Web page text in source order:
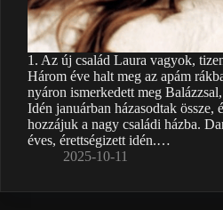
1. Az új család Laura vagyok,
Három éve halt meg az apám
nyáron ismerkedett meg
Idén januárban házasodtak össze,
hozzájuk a nagy családi házba.
éves, érettségizett idén.…
2025-10-11